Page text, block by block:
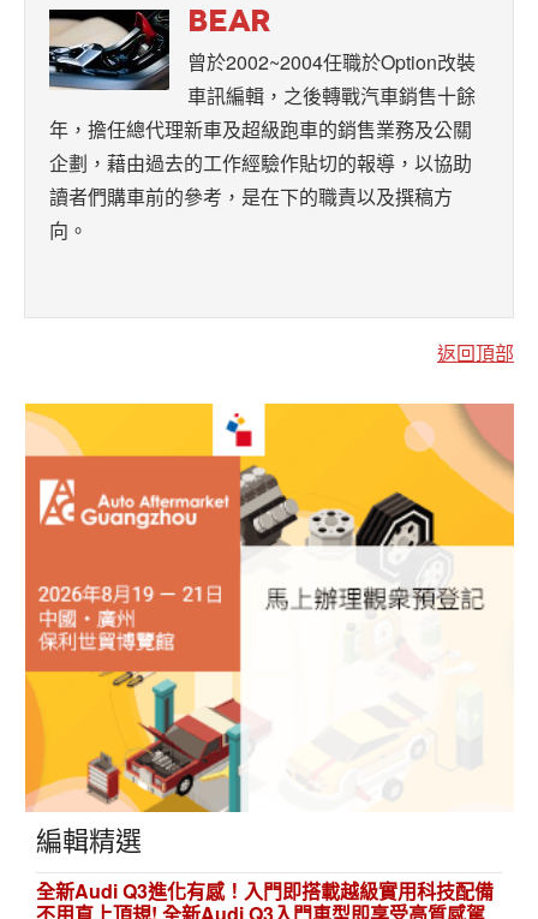
BEAR
曾於2002~2004任職於Option改裝
車訊編輯，之後轉戰汽車銷售十餘
年，擔任總代理新車及超級跑車的銷售業務及公關
企劃，藉由過去的工作經驗作貼切的報導，以協助
讀者們購車前的參考，是在下的職責以及撰稿方
向。
返回頂部
編輯精選
全新Audi Q3進化有感！入門即搭載越級實用科技配備
不用直上頂規! 全新Audi Q3入門車型即享受高質感駕